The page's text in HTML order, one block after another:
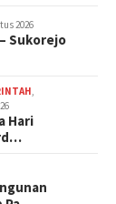
2026
Sukorejo
,
Hari